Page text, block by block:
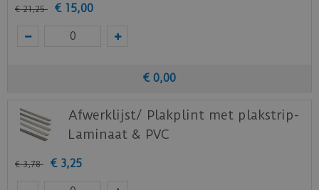
€ 21,25 € 15,00
€ 0,00
Afwerklijst/ Plakplint met plakstrip-
Laminaat & PVC
€ 3,78 € 3,25